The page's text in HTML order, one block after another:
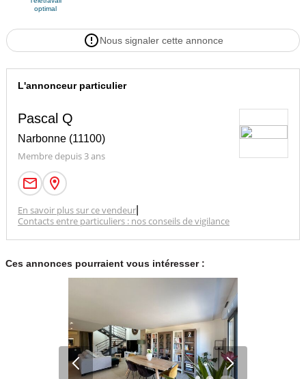
optimal
Nous signaler cette annonce
L'annonceur particulier
Pascal Q
Narbonne (11100)
Membre depuis 3 ans
En savoir plus sur ce vendeur|
Contacts entre particuliers : nos conseils de vigilance
Ces annonces pourraient vous intéresser :